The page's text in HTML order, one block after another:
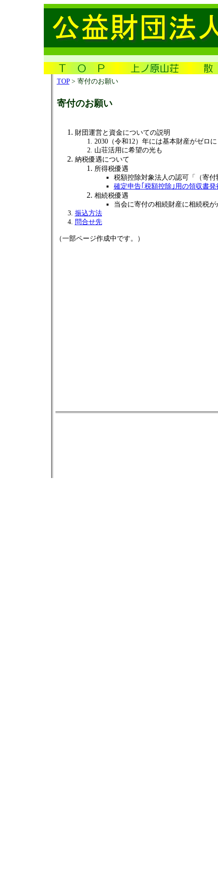
TOP> 寄付のお願い
寄付のお願い
財団運営と資金についての説明
2030（令和12）年には基本財産がゼロに
山荘活用に希望の光も
納税優遇について
所得税優遇
税額控除対象法人の認可「（寄付
確定申告｢税額控除｣用の領収書発
相続税優遇
当会に寄付の相続財産に相続税
振込方法
問合せ先
（一部ページ作成中です。）